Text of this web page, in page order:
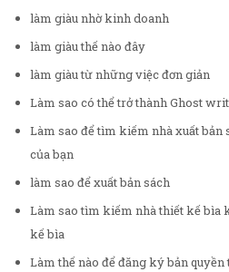
làm giàu nhờ kinh doanh
làm giàu thế nào đây
làm giàu từ những việc đơn giản
Làm sao có thể trở thành Ghost
Làm sao để tìm kiếm nhà xuất bản
của bạn
làm sao để xuất bản sách
Làm sao tìm kiếm nhà thiết kế bìa
kế bìa
Làm thế nào để đăng ký bản